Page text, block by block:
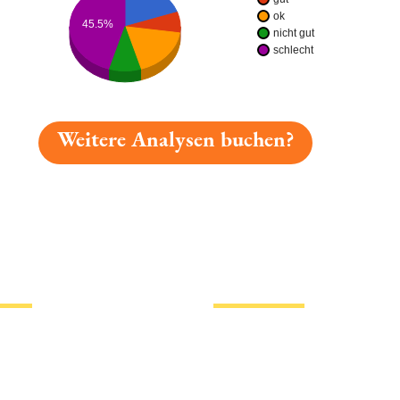
ok
nicht gut
schlecht
45.5%
Weitere Analysen buchen?